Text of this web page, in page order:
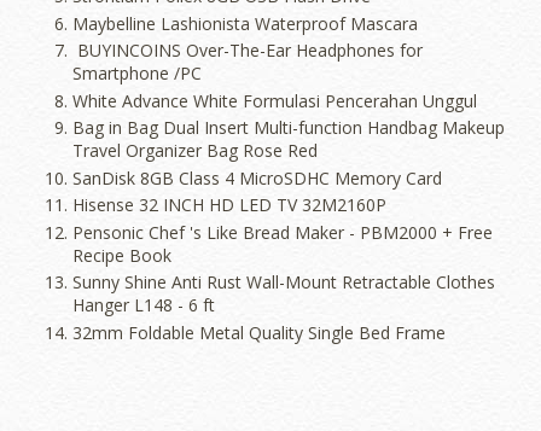
Maybelline Lashionista Waterproof Mascara
BUYINCOINS Over-The-Ear Headphones for
Smartphone /PC
White Advance White Formulasi Pencerahan Unggul
Bag in Bag Dual Insert Multi-function Handbag Makeup
Travel Organizer Bag Rose Red
SanDisk 8GB Class 4 MicroSDHC Memory Card
Hisense 32 INCH HD LED TV 32M2160P
Pensonic Chef 's Like Bread Maker - PBM2000 + Free
Recipe Book
Sunny Shine Anti Rust Wall-Mount Retractable Clothes
Hanger L148 - 6 ft
32mm Foldable Metal Quality Single Bed Frame